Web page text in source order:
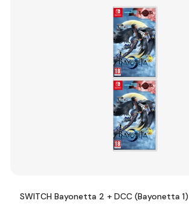
SWITCH Bayonetta 2 + DCC (Bayonetta 1)